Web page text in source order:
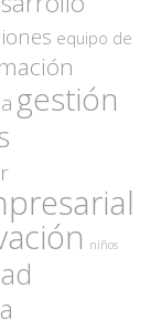
equipo de
gestión
niños